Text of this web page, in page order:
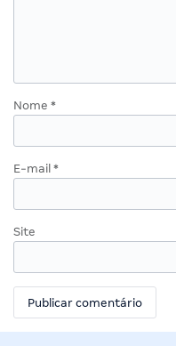
Nome *
E-mail *
Site